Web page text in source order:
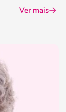
Ver mais